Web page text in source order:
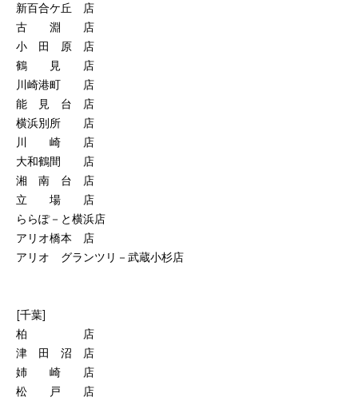
新百合ケ丘 店
古 淵 店
小 田 原 店
鶴 見 店
川崎港町 店
能 見 台 店
横浜別所 店
川 崎 店
大和鶴間 店
湘 南 台 店
立 場 店
ららぽ－と横浜店
アリオ橋本 店
アリオ グランツリ－武蔵小杉店
[千葉]
柏 店
津 田 沼 店
姉 崎 店
松 戸 店